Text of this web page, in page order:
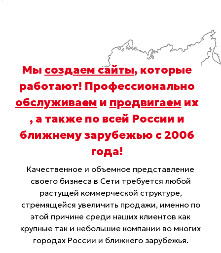
Мы создаем сайты, которые
работают! Профессионально
обслуживаем и продвигаем их
, а также по всей России и
ближнему зарубежью с 2006
года!
Качественное и объемное представление
своего бизнеса в Сети требуется любой
растущей коммерческой структуре,
стремящейся увеличить продажи, именно по
этой причине среди наших клиентов как
крупные так и небольшие компании во многих
городах России и ближнего зарубежья.